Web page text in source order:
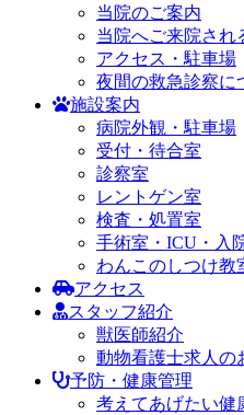
当院のご案内
当院へご来院され
アクセス・駐車場
夜間の救急診察に
施設案内
病院外観・駐車場
受付・待合室
診察室
レントゲン室
検査・処置室
手術室・ICU・入
わんこのしつけ教
アクセス
スタッフ紹介
獣医師紹介
動物看護士求人の
予防・健康管理
考えてあげたい健